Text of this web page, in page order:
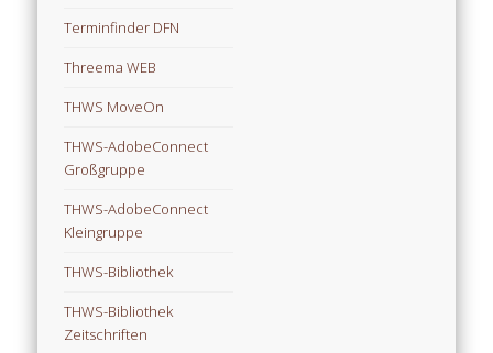
Terminfinder DFN
Threema WEB
THWS MoveOn
THWS-AdobeConnect
Großgruppe
THWS-AdobeConnect
Kleingruppe
THWS-Bibliothek
THWS-Bibliothek
Zeitschriften